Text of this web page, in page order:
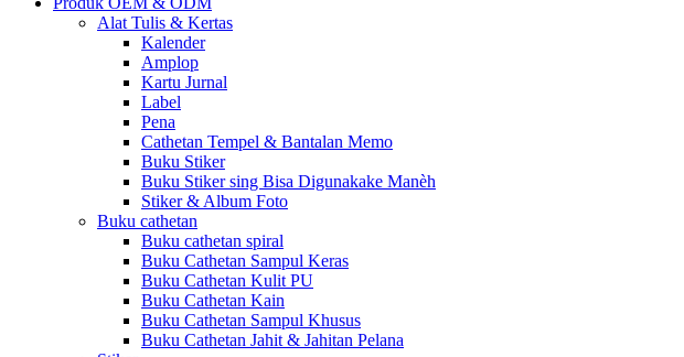
Alat Tulis & Kertas
Kalender
Amplop
Kartu Jurnal
Label
Pena
Cathetan Tempel & Bantalan Memo
Buku Stiker
Buku Stiker sing Bisa Digunakake Manèh
Stiker & Album Foto
Buku cathetan
Buku cathetan spiral
Buku Cathetan Sampul Keras
Buku Cathetan Kulit PU
Buku Cathetan Kain
Buku Cathetan Sampul Khusus
Buku Cathetan Jahit & Jahitan Pelana